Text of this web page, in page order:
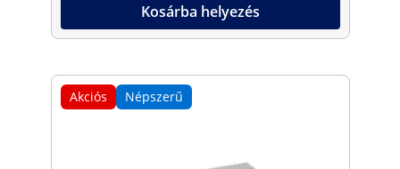
Kosárba helyezés
Akciós Népszerű